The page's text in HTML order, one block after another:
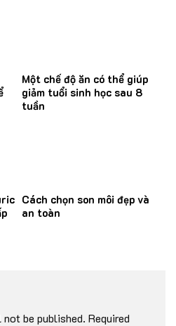
Một chế độ ăn có thể giúp
giảm tuổi sinh học sau 8
tuần
Cách chọn son môi đẹp và
an toàn
be published. Required